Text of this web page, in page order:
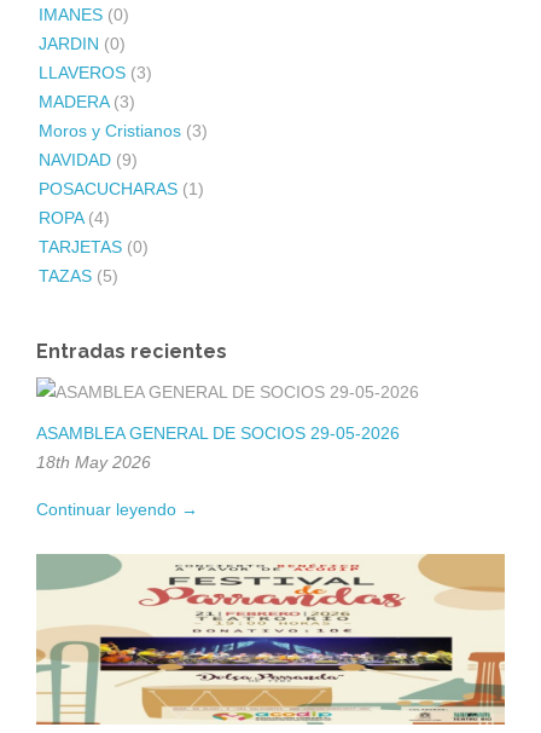
IMANES (0)
JARDIN (0)
LLAVEROS (3)
MADERA (3)
Moros y Cristianos (3)
NAVIDAD (9)
POSACUCHARAS (1)
ROPA (4)
TARJETAS (0)
TAZAS (5)
Entradas recientes
ASAMBLEA GENERAL DE SOCIOS 29-05-2026
18th May 2026
Continuar leyendo →